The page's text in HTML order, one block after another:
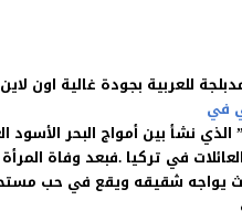
في
نشأ بين أمواج البحر الأسود
في تركيا .فبعد وفاة
يواجه شقيقه ويقع في حب